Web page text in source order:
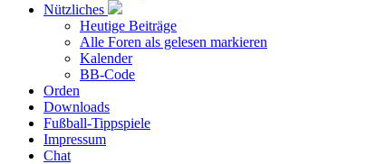
Nützliches
Heutige Beiträge
Alle Foren als gelesen markieren
Kalender
BB-Code
Orden
Downloads
Fußball-Tippspiele
Impressum
Chat